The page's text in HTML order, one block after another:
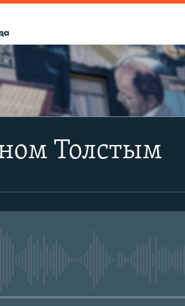
Толстым